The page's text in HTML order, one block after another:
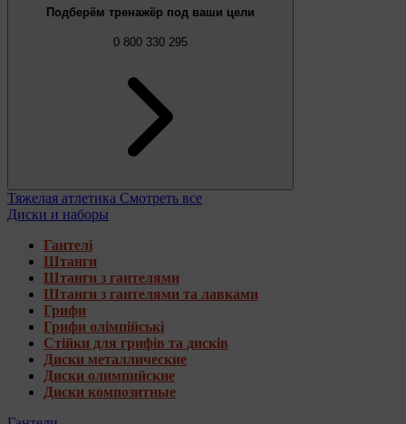
Подберём тренажёр под ваши цели
0 800 330 295
Тяжелая атлетика Смотреть все
Диски и наборы
Гантелі
Штанги
Штанги з гантелями
Штанги з гантелями та лавками
Грифи
Грифи олімпійські
Стійки для грифів та дисків
Диски металлические
Диски олимпийские
Диски композитные